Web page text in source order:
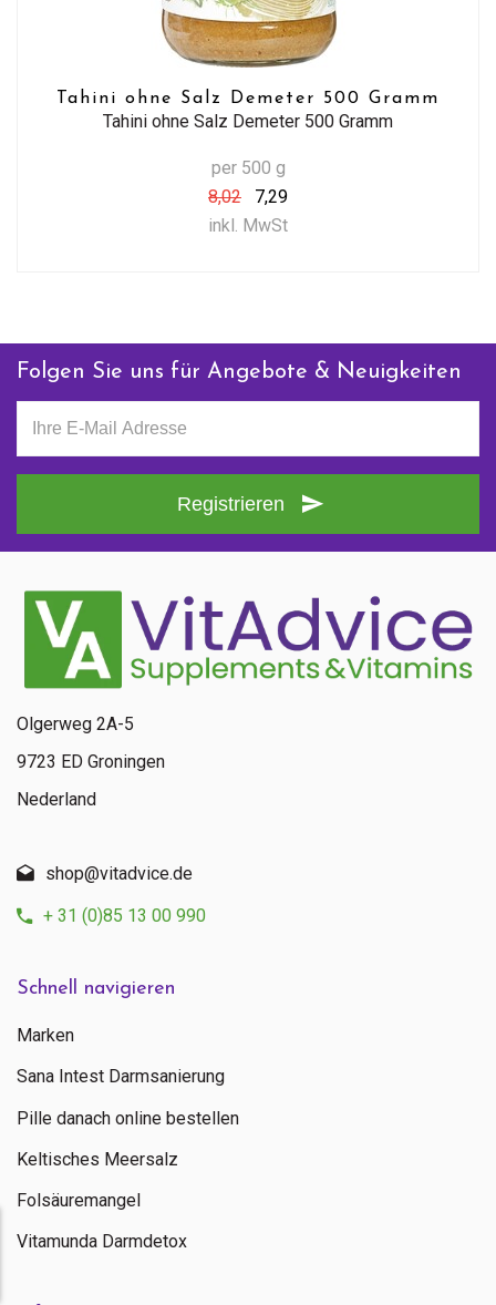
Tahini ohne Salz Demeter 500 Gramm
Tahini ohne Salz Demeter 500 Gramm
per 500 g
8,02
7,29
inkl. MwSt
Folgen Sie uns für Angebote & Neuigkeiten
Registrieren
Schnell navigieren
Marken
Sana Intest Darmsanierung
Pille danach online bestellen
Keltisches Meersalz
Folsäuremangel
Vitamunda Darmdetox
Olgerweg 2A-5
9723 ED Groningen
Nederland
shop@vitadvice.de
+ 31 (0)85 13 00 990